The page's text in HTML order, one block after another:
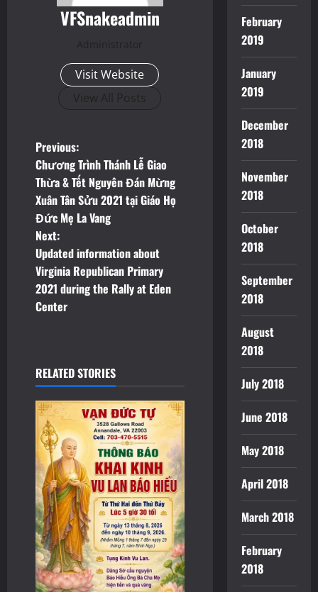
VFSnakeadmin
Administrator
Visit Website
View All Posts
P
o
s
t
n
a
i
g
a
t
i
o
n
Previous:
Chương Trình Thánh Lễ Giao
Thừa & Tết Nguyên Đán Mừng
Xuân Tân Sửu 2021 tại Giáo Họ
Đức Mẹ La Vang
Next:
Updated information about
Virginia Republican Primary
2021 during the Rally at Eden
Center
RELATED STORIES
February
2019
January
2019
December
2018
November
2018
October
2018
September
2018
August
2018
July 2018
June 2018
May 2018
April 2018
March 2018
February
2018